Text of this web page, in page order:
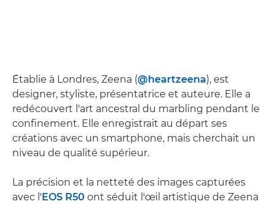
Établie à Londres, Zeena (@heartzeena), est
designer, styliste, présentatrice et auteure. Elle a
redécouvert l'art ancestral du marbling pendant le
confinement. Elle enregistrait au départ ses
créations avec un smartphone, mais cherchait un
niveau de qualité supérieur.
La précision et la netteté des images capturées
avec l'EOS R50 ont séduit l'œil artistique de Zeena